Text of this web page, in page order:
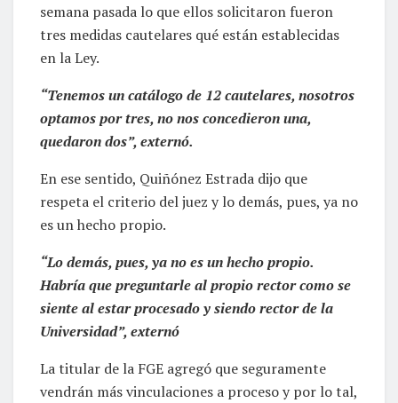
semana pasada lo que ellos solicitaron fueron
tres medidas cautelares qué están establecidas
en la Ley.
“Tenemos un catálogo de 12 cautelares, nosotros
optamos por tres, no nos concedieron una,
quedaron dos”, externó.
En ese sentido, Quiñónez Estrada dijo que
respeta el criterio del juez y lo demás, pues, ya no
es un hecho propio.
“Lo demás, pues, ya no es un hecho propio.
Habría que preguntarle al propio rector como se
siente al estar procesado y siendo rector de la
Universidad”, externó
La titular de la FGE agregó que seguramente
vendrán más vinculaciones a proceso y por lo tal,